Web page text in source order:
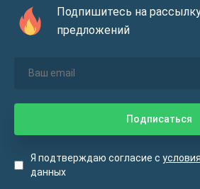
Подпишитесь на
предложений
Я подтверждаю согласие с
данных